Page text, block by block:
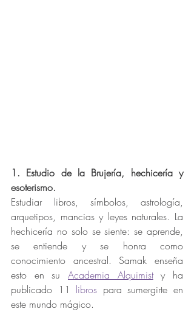
1. Estudio de la Brujería, hechicería y
esoterismo.
Estudiar libros, símbolos, astrología,
arquetipos, mancias y leyes naturales. La
hechicería no solo se siente: se aprende,
se entiende y se honra como
conocimiento ancestral. Samak enseña
esto en su Academia Alquimist y ha
publicado 11 libros para sumergirte en
este mundo mágico.